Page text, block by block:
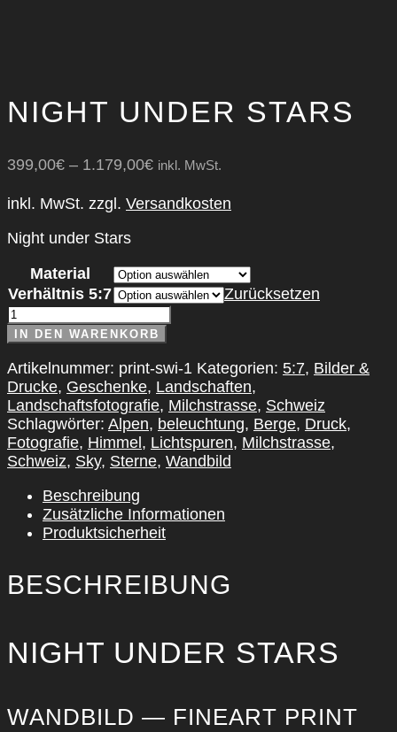
NIGHT UNDER STARS
399,00€ – 1.179,00€ inkl. MwSt.
inkl. MwSt. zzgl. Versandkosten
Night under Stars
Material
Verhältnis 5:7
Zurücksetzen
Night
under
Stars
Menge
IN DEN WARENKORB
Artikelnummer: print-swi-1 Kategorien: 5:7, Bilder &
Drucke, Geschenke, Landschaften,
Landschaftsfotografie, Milchstrasse, Schweiz
Schlagwörter: Alpen, beleuchtung, Berge, Druck,
Fotografie, Himmel, Lichtspuren, Milchstrasse,
Schweiz, Sky, Sterne, Wandbild
Beschreibung
Zusätzliche Informationen
Produktsicherheit
BESCHREIBUNG
NIGHT UNDER STARS
WAND­BILD — FINE­ART PRINT